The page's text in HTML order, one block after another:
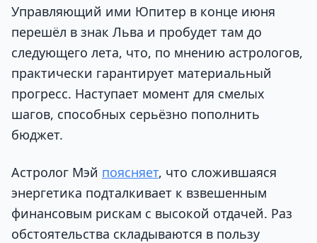
Управляющий ими Юпитер в конце июня
перешёл в знак Льва и пробудет там до
следующего лета, что, по мнению астрологов,
практически гарантирует материальный
прогресс. Наступает момент для смелых
шагов, способных серьёзно пополнить
бюджет.
Астролог Мэй поясняет, что сложившаяся
энергетика подталкивает к взвешенным
финансовым рискам с высокой отдачей. Раз
обстоятельства складываются в пользу